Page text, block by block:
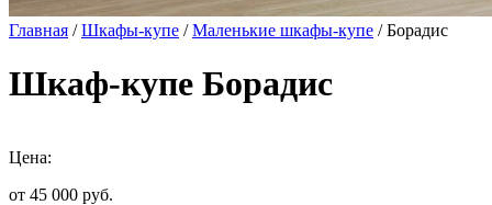
Главная /Шкафы-купе /Маленькие шкафы-купе / Борадис
Шкаф-купе Борадис
Цена:
от 45 000 руб.